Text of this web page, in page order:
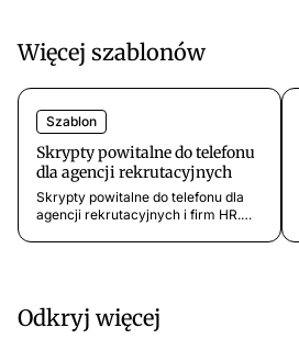
Więcej szablonów
Szablon
Skrypty powitalne do telefonu
dla agencji rekrutacyjnych
Skrypty powitalne do telefonu dla
agencji rekrutacyjnych i firm HR.
Odkryj więcej